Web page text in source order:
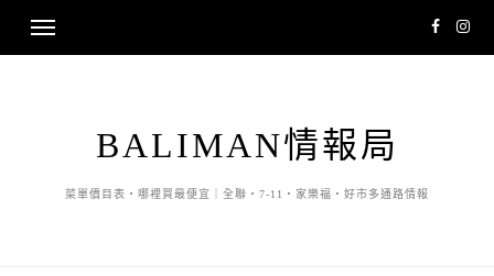
BALIMAN情報局
菜單價目表・哪裡買最便宜｜全聯・7-11・家樂福・好市多通路情報